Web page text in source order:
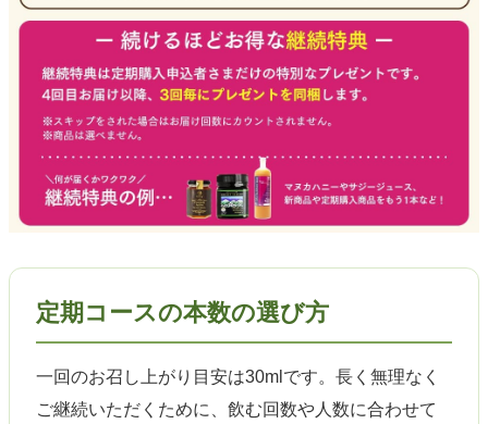
定期コースの本数の選び方
一回のお召し上がり目安は30mlです。長く無理なく
ご継続いただくために、飲む回数や人数に合わせて